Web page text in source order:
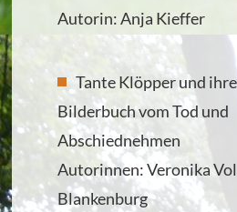
Autorin: Anja Kieffer
Tante Klöpper und
Bilderbuch vom Tod und
Abschiednehmen
Autorinnen: Veronika
Blankenburg